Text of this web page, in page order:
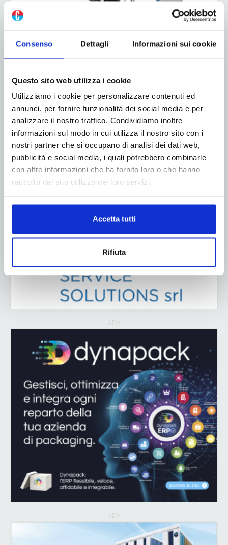
Consenso Dettagli Informazioni sui cookie
Questo sito web utilizza i cookie
Utilizziamo i cookie per personalizzare contenuti ed
annunci, per fornire funzionalità dei social media e per
analizzare il nostro traffico. Condividiamo inoltre
informazioni sul modo in cui utilizza il nostro sito con i
nostri partner che si occupano di analisi dei dati web,
pubblicità e social media, i quali potrebbero combinarle
con altre informazioni che ha fornito loro o che hanno
raccolto dal suo utilizzo dei loro servizi.
Accetta tutti
Rifiuta
ADV
ADV